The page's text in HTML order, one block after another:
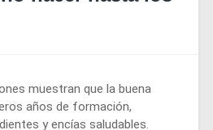
muestran que la buena
años de formación,
y encías saludables.